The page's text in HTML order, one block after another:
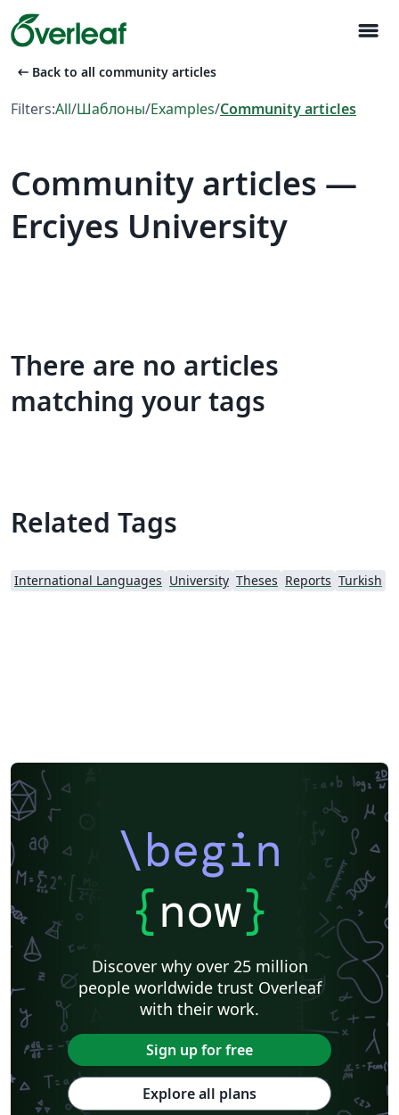
menu
arrow_left_alt Back to all community articles
Filters:All/Шаблоны/Examples/Community articles
Community articles —
Erciyes University
There are no articles
matching your tags
Related Tags
International Languages University Theses Reports Turkish
\begin
{now}
Discover why over 25 million
people worldwide trust Overleaf
with their work.
Sign up for free
Explore all plans